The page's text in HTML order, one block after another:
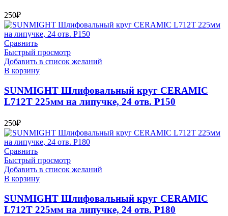
250₽
Сравнить
Быстрый просмотр
Добавить в список желаний
В корзину
SUNMIGHT Шлифовальный круг CERAMIC
L712T 225мм на липучке, 24 отв. P150
250₽
Сравнить
Быстрый просмотр
Добавить в список желаний
В корзину
SUNMIGHT Шлифовальный круг CERAMIC
L712T 225мм на липучке, 24 отв. P180